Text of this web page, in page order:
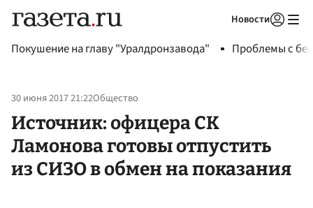
Новости
Покушение на главу "Уралдронзавода" Проблемы с
30 июня 2017 21:22Общество
Источник: офицера СК
Ламонова готовы отпустить
из СИЗО в обмен на показания